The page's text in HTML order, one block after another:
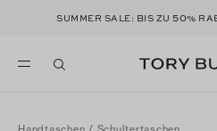
SUMMER SALE: BIS ZU50%